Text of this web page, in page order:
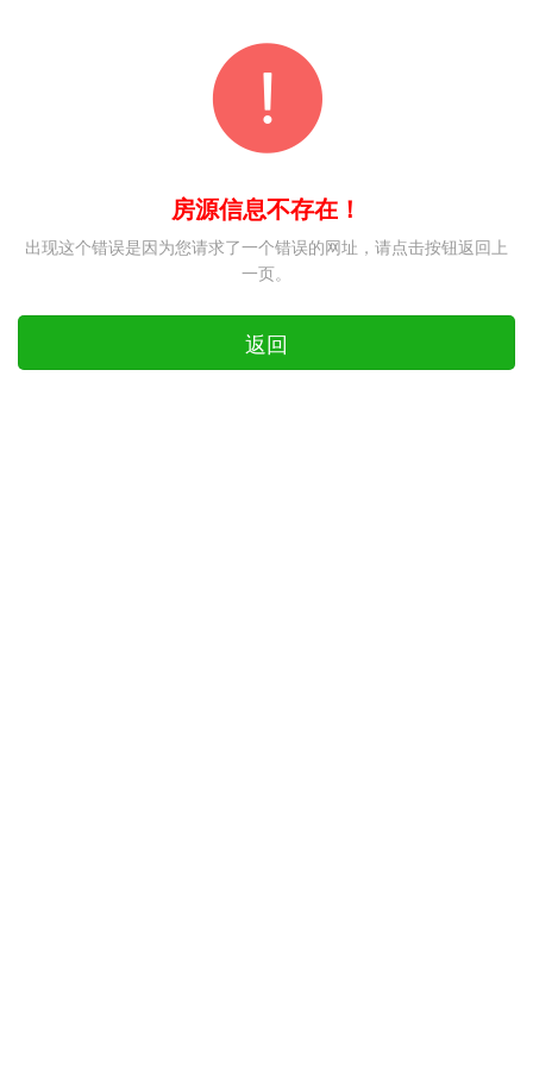
房源信息不存在！
出现这个错误是因为您请求了一个错误的网址，请点击按钮返回上
一页。
返回